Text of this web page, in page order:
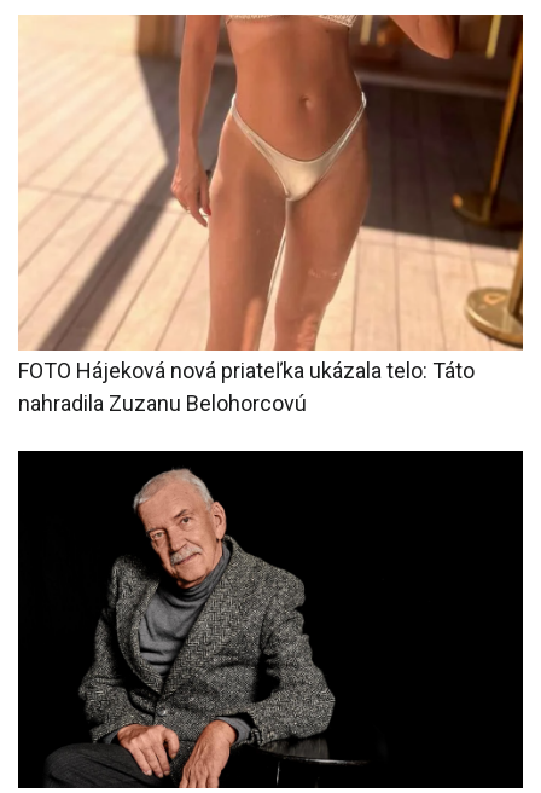
FOTO Hájeková nová priateľka ukázala telo: Táto
nahradila Zuzanu Belohorcovú